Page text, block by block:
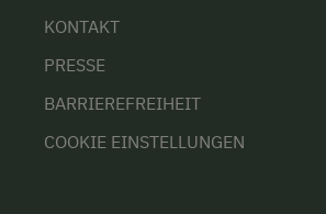
KONTAKT
PRESSE
BARRIEREFREIHEIT
COOKIE EINSTELLUNGEN